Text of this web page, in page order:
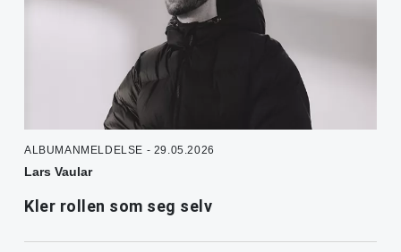
ALBUMANMELDELSE - 29.05.2026
Lars Vaular
Kler rollen som seg selv